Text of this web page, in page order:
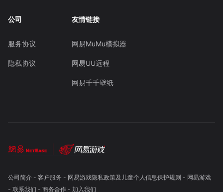
公司
服务协议
隐私协议
友情链接
网易MuMu模拟器
网易UU远程
网易千千壁纸
公司简介- 客户服务 - 网易游戏隐私政策及儿童个人信息保护规则 - 网易游戏
- 联系我们 - 商务合作- 加入我们